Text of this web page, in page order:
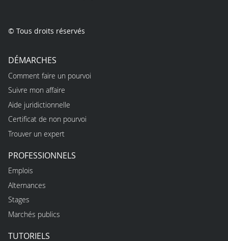
© Tous droits réservés
DÉMARCHES
Comment faire un pourvoi
Suivre mon affaire
Aide juridictionnelle
Certificat de non pourvoi
Trouver un expert
PROFESSIONNELS
Emplois
Alternances
Stages
Marchés publics
TUTORIELS